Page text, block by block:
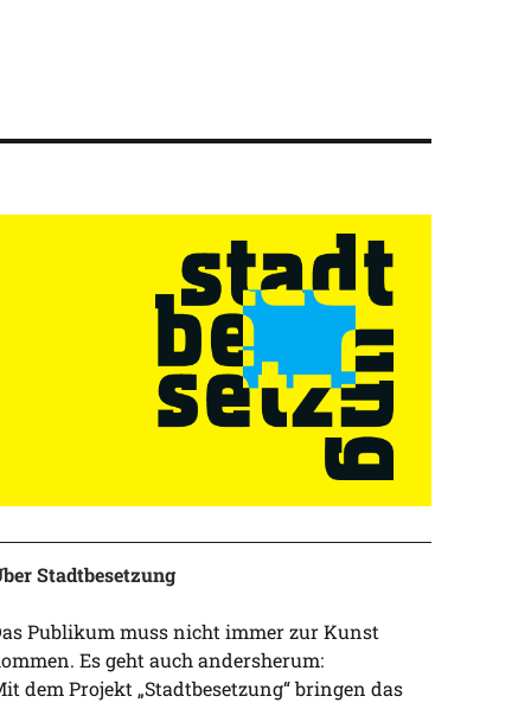
Stadtbesetzung
Publikum muss nicht immer zur Kunst
Es geht auch andersherum:
dem Projekt „Stadtbesetzung“ bringen das